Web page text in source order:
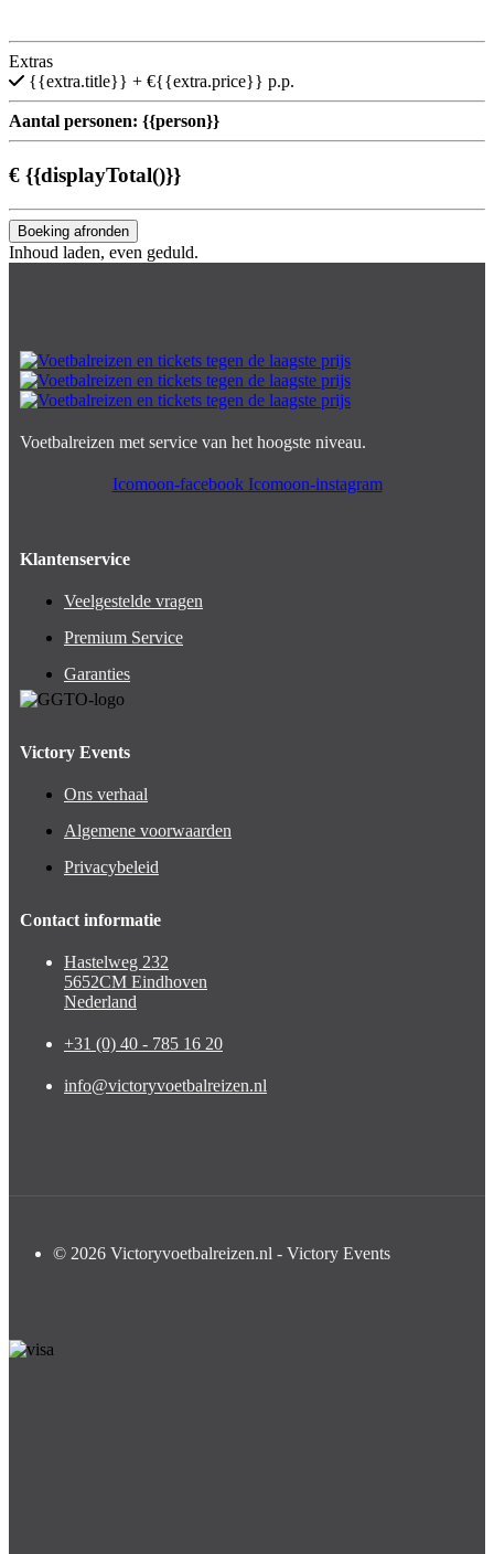
Extras
{{extra.title}} + €{{extra.price}} p.p.
Aantal personen: {{person}}
€ {{displayTotal()}}
Boeking afronden
Inhoud laden, even geduld.
Voetbalreizen met service van het hoogste niveau.
Icomoon-facebook Icomoon-instagram
Klantenservice
Veelgestelde vragen
Premium Service
Garanties
Victory Events
Ons verhaal
Algemene voorwaarden
Privacybeleid
Contact informatie
Hastelweg 232
5652CM Eindhoven
Nederland
+31 (0) 40 - 785 16 20
info@victoryvoetbalreizen.nl
© 2026 Victoryvoetbalreizen.nl - Victory Events